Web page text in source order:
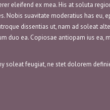
eleifend ex mea. His at soluta
Nobis suavitate moderatius has eu,
dissentias ut, nam ad soleat
duo ea. Copiosae antiopam ius ea,
soleat feugiat, ne stet dolorem